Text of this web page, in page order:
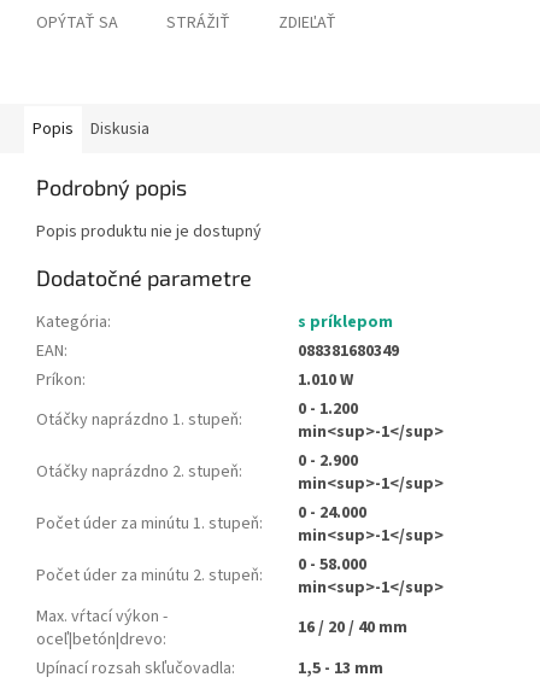
OPÝTAŤ SA STRÁŽIŤ ZDIEĽAŤ
Popis Diskusia
Podrobný popis
Popis produktu nie je dostupný
Dodatočné parametre
Kategória:
s príklepom
EAN:
088381680349
Príkon:
1.010 W
Otáčky naprázdno 1. stupeň:
0 - 1.200
min<sup>-1</sup>
Otáčky naprázdno 2. stupeň:
0 - 2.900
min<sup>-1</sup>
Počet úder za minútu 1. stupeň:
0 - 24.000
min<sup>-1</sup>
Počet úder za minútu 2. stupeň:
0 - 58.000
min<sup>-1</sup>
Max. vŕtací výkon -
oceľ|betón|drevo:
16 / 20 / 40 mm
Upínací rozsah skľučovadla:
1,5 - 13 mm